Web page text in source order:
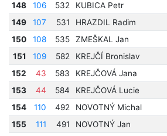
148
106 532 KUBICA Petr
149
107 531 HRAZDIL Radim
150
108 535 ZMEŠKAL Jan
151
109 582 KREJČÍ Bronislav
152
43 583 KREJČOVÁ Jana
153
44 584 KREJČOVÁ Lucie
154
110 492 NOVOTNÝ Michal
155
111 491 NOVOTNÝ Jan